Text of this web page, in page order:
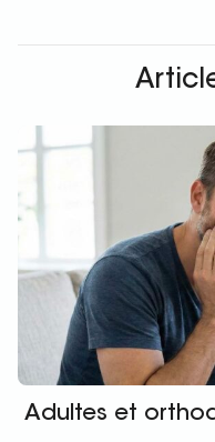
Adultes et